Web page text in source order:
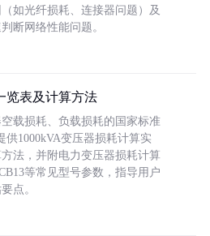
如光纤损耗、连接器问题）及
断网络性能问题。
览表及计算方法
载损耗、负载损耗的国家标准
供1000kVA变压器损耗计算实
法，并附电力变压器损耗计算
等常见型号参数，指导用户
点。